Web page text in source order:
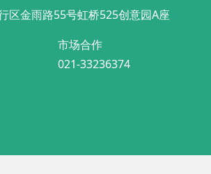
区金雨路55号虹桥525创意园A座
市场合作
021-33236374